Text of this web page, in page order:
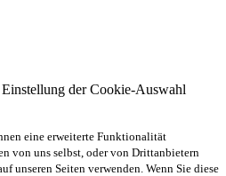
Einstellung der Cookie-Auswahl
eine erweiterte Funktionalität
von uns selbst, oder von Drittanbietern
unseren Seiten verwenden. Wenn Sie diese